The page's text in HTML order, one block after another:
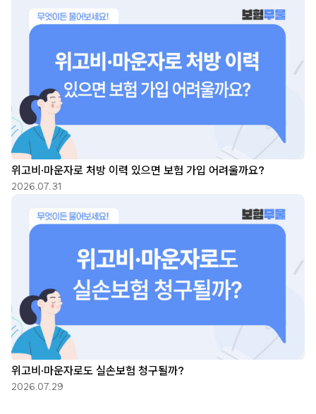
위고비·마운자로 처방 이력 있으면 보험 가입 어려울까요?
2026.07.31
위고비·마운자로도 실손보험 청구될까?
2026.07.29